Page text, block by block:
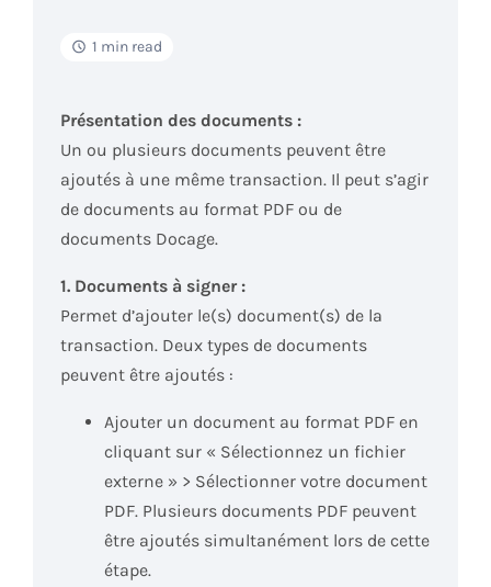
1 min read
Présentation des documents :
Un ou plusieurs documents peuvent être
ajoutés à une même transaction. Il peut s’agir
de documents au format PDF ou de
documents Docage.
1. Documents à signer :
Permet d’ajouter le(s) document(s) de la
transaction. Deux types de documents
peuvent être ajoutés :
Ajouter un document au format PDF en
cliquant sur « Sélectionnez un fichier
externe » > Sélectionner votre document
PDF. Plusieurs documents PDF peuvent
être ajoutés simultanément lors de cette
étape.